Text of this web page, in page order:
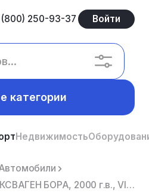
250-93-37 Войти
категории
Недвижимость
Легковой седан ФОЛЬКСВАГЕН БОРА, 2000 г.в., VIN: WVWZZZ1JZ1W291703, мощность (кВт/л.с.): 84.000/115....